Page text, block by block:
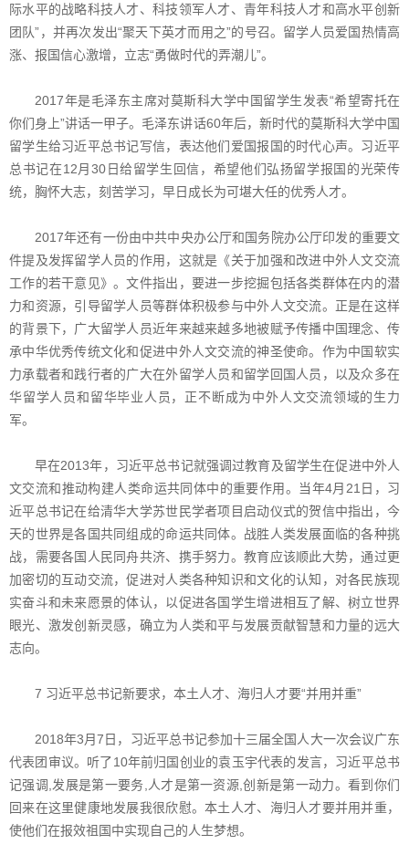
际水平的战略科技人才、科技领军人才、青年科技人才和高水平创新
团队”，并再次发出“聚天下英才而用之”的号召。留学人员爱国热情高
涨、报国信心激增，立志“勇做时代的弄潮儿”。
2017年是毛泽东主席对莫斯科大学中国留学生发表“希望寄托在
你们身上”讲话一甲子。毛泽东讲话60年后，新时代的莫斯科大学中国
留学生给习近平总书记写信，表达他们爱国报国的时代心声。习近平
总书记在12月30日给留学生回信，希望他们弘扬留学报国的光荣传
统，胸怀大志，刻苦学习，早日成长为可堪大任的优秀人才。
2017年还有一份由中共中央办公厅和国务院办公厅印发的重要文
件提及发挥留学人员的作用，这就是《关于加强和改进中外人文交流
工作的若干意见》。文件指出，要进一步挖掘包括各类群体在内的潜
力和资源，引导留学人员等群体积极参与中外人文交流。正是在这样
的背景下，广大留学人员近年来越来越多地被赋予传播中国理念、传
承中华优秀传统文化和促进中外人文交流的神圣使命。作为中国软实
力承载者和践行者的广大在外留学人员和留学回国人员，以及众多在
华留学人员和留华毕业人员，正不断成为中外人文交流领域的生力
军。
早在2013年，习近平总书记就强调过教育及留学生在促进中外人
文交流和推动构建人类命运共同体中的重要作用。当年4月21日，习
近平总书记在给清华大学苏世民学者项目启动仪式的贺信中指出，今
天的世界是各国共同组成的命运共同体。战胜人类发展面临的各种挑
战，需要各国人民同舟共济、携手努力。教育应该顺此大势，通过更
加密切的互动交流，促进对人类各种知识和文化的认知，对各民族现
实奋斗和未来愿景的体认，以促进各国学生增进相互了解、树立世界
眼光、激发创新灵感，确立为人类和平与发展贡献智慧和力量的远大
志向。
7 习近平总书记新要求，本土人才、海归人才要“并用并重”
2018年3月7日，习近平总书记参加十三届全国人大一次会议广东
代表团审议。听了10年前归国创业的袁玉宇代表的发言，习近平总书
记强调,发展是第一要务,人才是第一资源,创新是第一动力。看到你们
回来在这里健康地发展我很欣慰。本土人才、海归人才要并用并重，
使他们在报效祖国中实现自己的人生梦想。